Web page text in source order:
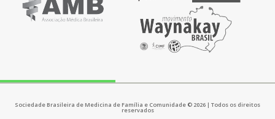
Sociedade Brasileira de Medicina de Família e Comunidade © 2026 | Todos os direitos
reservados